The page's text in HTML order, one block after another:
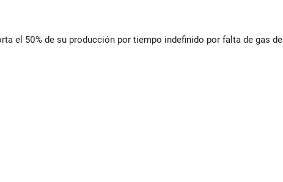
el 50% de su producción por tiempo indefinido por falta de gas de